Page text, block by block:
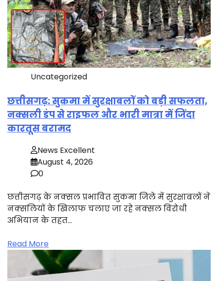
Uncategorized
छत्तीसगढ़: सुकमा में सुरक्षाबलों को बड़ी सफलता,
नक्सली डंप से राइफल और भारी मात्रा में जिंदा
कारतूस बरामद
News Excellent
August 4, 2026
0
छत्तीसगढ़ के नक्सल प्रभावित सुकमा जिले में सुरक्षाबलों ने
नक्सलियों के खिलाफ चलाए जा रहे नक्सल विरोधी
अभियान के तहत…
Read More